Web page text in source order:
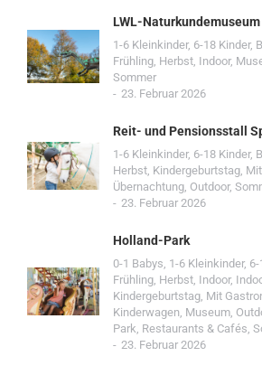
LWL-
1-6 Kleinkinder, 6-18 Kinder,
Frühling, Herbst, Indoor,
Sommer
23. Februar 2026
Reit- und Pensionsstall
1-6 Kleinkinder, 6-18 Kinder,
Herbst, Kindergeburtstag,
Übernachtung, Outdoor,
23. Februar 2026
Holland-Park
0-1 Babys, 1-6 Kleinkinder, 6-
Frühling, Herbst, Indoor,
Kindergeburtstag, Mit
Kinderwagen, Museum,
Park, Restaurants & Cafés,
23. Februar 2026